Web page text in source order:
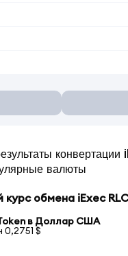
валюты
обмена iExec
в Доллар США
0,2751 $